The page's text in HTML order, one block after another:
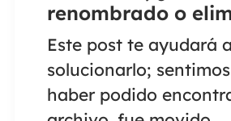
renombrado o
Este post te ayudará a
solucionarlo;
haber podido